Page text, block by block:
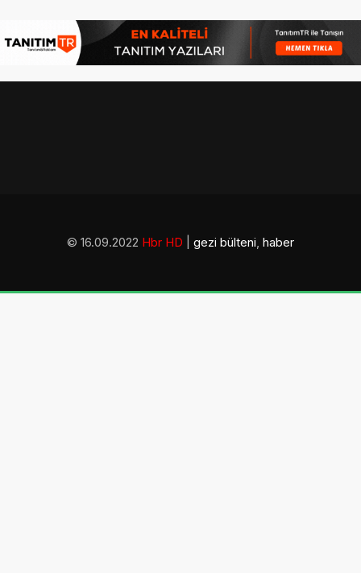
© 16.09.2022 Hbr HD gezi bülteni haber